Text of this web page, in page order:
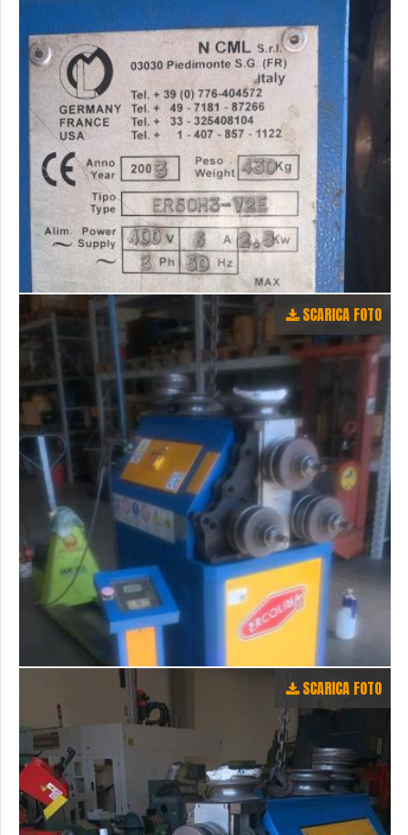
SCARICA FOTO
SCARICA FOTO